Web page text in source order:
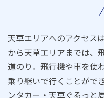
天草エリアへのアクセス
から天草エリアまでは、
道のり。飛行機や車を使
乗り継いで行くことがで
ンタカー・天草ぐるっと